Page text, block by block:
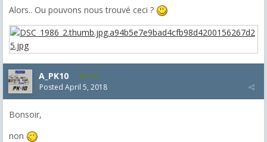
Alors.. Ou pouvons nous trouvé ceci ?
A_PK10 509
Posted April 5, 2018
Bonsoir,
non